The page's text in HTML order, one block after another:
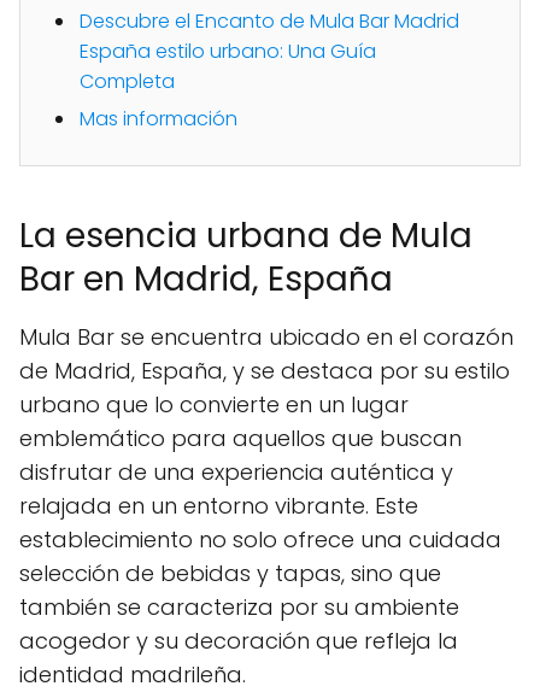
Descubre el Encanto de Mula Bar Madrid
España estilo urbano: Una Guía
Completa
Mas información
La esencia urbana de Mula
Bar en Madrid, España
Mula Bar se encuentra ubicado en el corazón
de Madrid, España, y se destaca por su estilo
urbano que lo convierte en un lugar
emblemático para aquellos que buscan
disfrutar de una experiencia auténtica y
relajada en un entorno vibrante. Este
establecimiento no solo ofrece una cuidada
selección de bebidas y tapas, sino que
también se caracteriza por su ambiente
acogedor y su decoración que refleja la
identidad madrileña.